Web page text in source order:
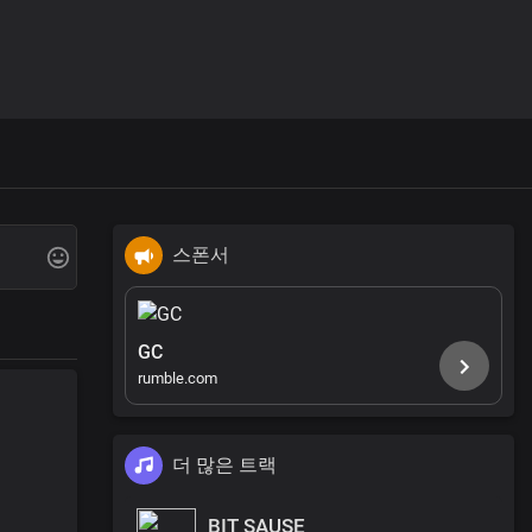
스폰서
GC
rumble.com
더 많은 트랙
BIT SAUSE